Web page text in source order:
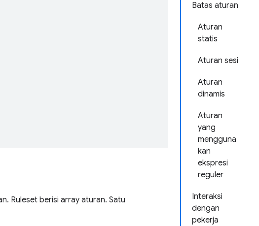
Batas aturan
Aturan
statis
Aturan sesi
Aturan
dinamis
Aturan
yang
mengguna
kan
ekspresi
reguler
Interaksi
dengan
pekerja
Ruleset berisi array aturan. Satu